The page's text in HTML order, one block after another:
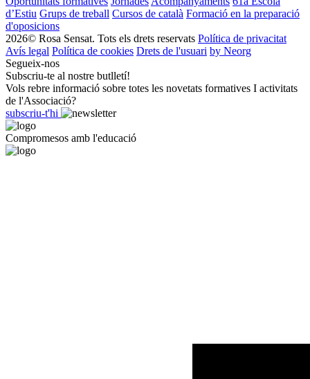
d’Estiu Grups de treball Cursos de català Formació en la preparació
d'oposicions
2026© Rosa Sensat. Tots els drets reservats Política de privacitat
Avís legal Política de cookies Drets de l'usuari by Neorg
Segueix-nos
Subscriu-te al nostre butlletí!
Vols rebre informació sobre totes les novetats formatives I activitats
de l'Associació?
subscriu-t'hi
Compromesos amb l'educació